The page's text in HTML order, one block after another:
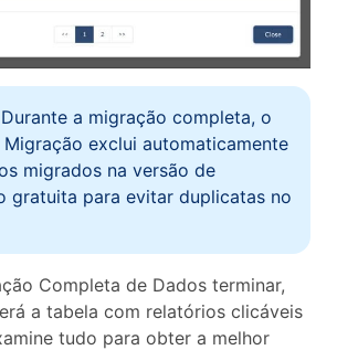
a migração completa, o
exclui automaticamente
migrados na versão de
gratuita para evitar duplicatas no
Completa de Dados terminar,
a tabela com relatórios clicáveis
tudo para obter a melhor